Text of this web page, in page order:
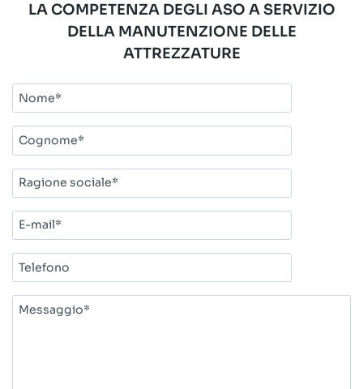
LA COMPETENZA DEGLI ASO A SERVIZIO
DELLA MANUTENZIONE DELLE
ATTREZZATURE
Nome*
Cognome*
Ragione
sociale*
E-
mail*
Telefono
Messaggio*